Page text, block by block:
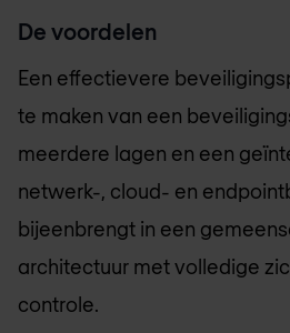
De voordelen
Een effectievere
te maken van een
meerdere lagen en een
netwerk-, cloud- en
bijeenbrengt in een
architectuur met volledige
controle.